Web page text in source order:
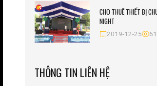
CHO THUÊ THIẾT BỊ
NIGHT
2019-12-25
THÔNG TIN LIÊN HỆ